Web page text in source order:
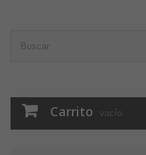
Carrito vacío